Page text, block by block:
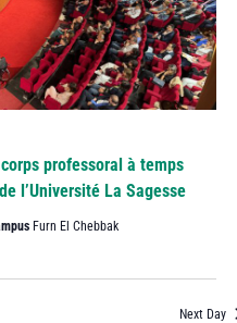
professoral à temps
l’Université La Sagesse
Furn El Chebbak
Next Day